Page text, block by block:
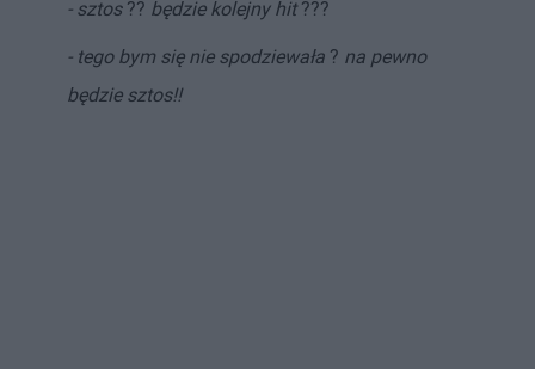
- sztos?? będzie kolejny hit???
- tego bym się nie spodziewała ? na pewno
będzie sztos!!